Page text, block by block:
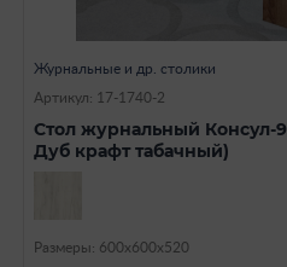
Журнальные и др. столики
Артикул: 17-1740-2
Стол журнальный Консул-
Дуб крафт табачный)
Размеры: 600х600х520